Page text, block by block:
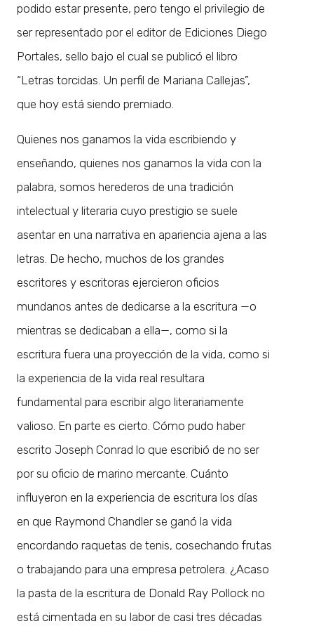
podido estar presente, pero tengo el privilegio de
ser representado por el editor de Ediciones Diego
Portales, sello bajo el cual se publicó el libro
“Letras torcidas. Un perfil de Mariana Callejas”,
que hoy está siendo premiado.
Quienes nos ganamos la vida escribiendo y
enseñando, quienes nos ganamos la vida con la
palabra, somos herederos de una tradición
intelectual y literaria cuyo prestigio se suele
asentar en una narrativa en apariencia ajena a las
letras. De hecho, muchos de los grandes
escritores y escritoras ejercieron oficios
mundanos antes de dedicarse a la escritura —o
mientras se dedicaban a ella—, como si la
escritura fuera una proyección de la vida, como si
la experiencia de la vida real resultara
fundamental para escribir algo literariamente
valioso. En parte es cierto. Cómo pudo haber
escrito Joseph Conrad lo que escribió de no ser
por su oficio de marino mercante. Cuánto
influyeron en la experiencia de escritura los días
en que Raymond Chandler se ganó la vida
encordando raquetas de tenis, cosechando frutas
o trabajando para una empresa petrolera. ¿Acaso
la pasta de la escritura de Donald Ray Pollock no
está cimentada en su labor de casi tres décadas